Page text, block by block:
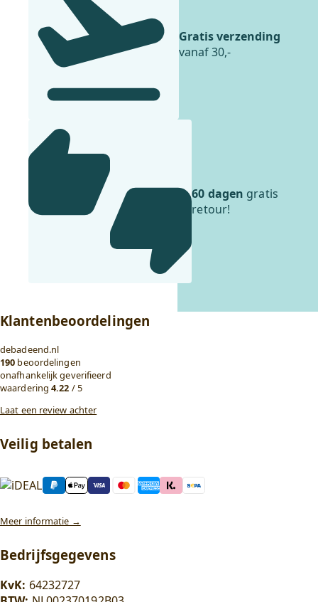
Gratis verzending
vanaf 30,-
60 dagen gratis
retour!
Klantenbeoordelingen
debadeend.nl
190 beoordelingen
onafhankelijk geverifieerd
waardering4.22 / 5
Laat een review achter
Veilig betalen
Meer informatie →
Bedrijfsgegevens
KvK: 64232727